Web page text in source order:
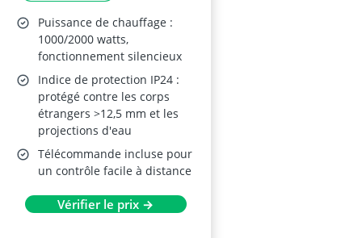
Puissance de chauffage :
1000/2000 watts,
fonctionnement silencieux
Indice de protection IP24 :
protégé contre les corps
étrangers >12,5 mm et les
projections d'eau
Télécommande incluse pour
un contrôle facile à distance
Vérifier le prix →